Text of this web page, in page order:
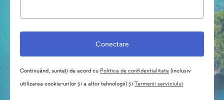
Continuând, sunteți de acord cu Politica de confidentialitate(inclusiv
utilizarea cookie-urilor și a altor tehnologii) și Termenii serviciului